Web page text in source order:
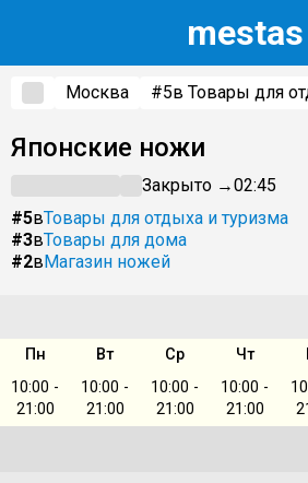
mestas
Москва #5в Товары для
Японские ножи
Закрыто →02:45
#5вТовары для отдыха и туризма
#3вТовары для дома
#2вМагазин ножей
Пн Вт Ср Чт
10:00 -
21:00
10:00 -
21:00
10:00 -
21:00
10:00 -
21:00